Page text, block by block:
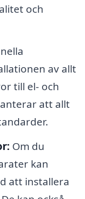
och
av allt
till el- och
att allt
Om du
kan
att installera